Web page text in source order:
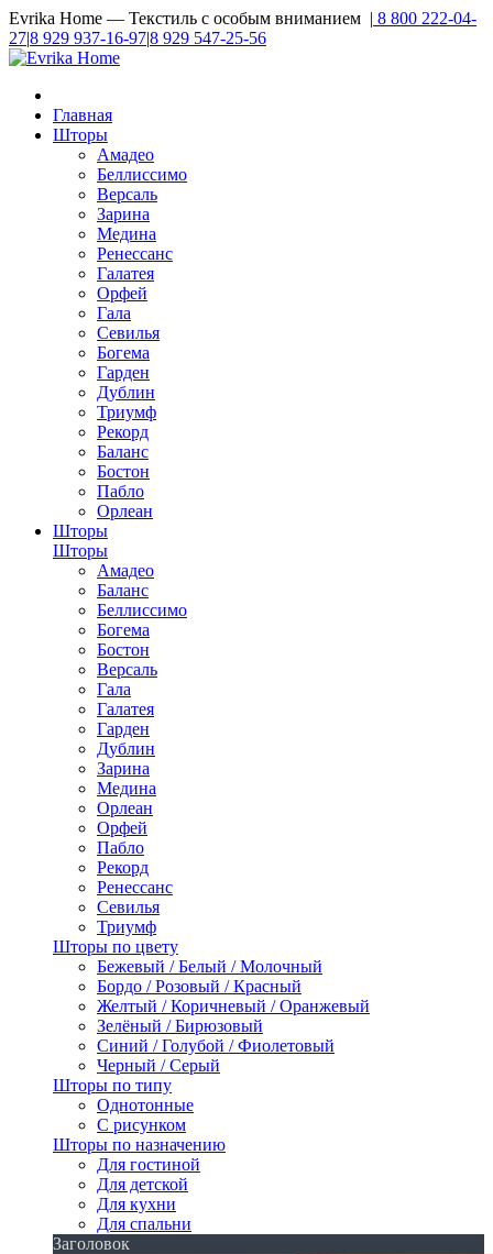
Evrika Home — Текстиль с особым вниманием | 8 800 222-04-
27|8 929 937-16-97|8 929 547-25-56
Главная
Шторы
Амадео
Беллиссимо
Версаль
Зарина
Медина
Ренессанс
Галатея
Орфей
Гала
Севилья
Богема
Гарден
Дублин
Триумф
Рекорд
Баланс
Бостон
Пабло
Орлеан
Шторы
Шторы
Амадео
Баланс
Беллиссимо
Богема
Бостон
Версаль
Гала
Галатея
Гарден
Дублин
Зарина
Медина
Орлеан
Орфей
Пабло
Рекорд
Ренессанс
Севилья
Триумф
Шторы по цвету
Бежевый / Белый / Молочный
Бордо / Розовый / Красный
Желтый / Коричневый / Оранжевый
Зелёный / Бирюзовый
Синий / Голубой / Фиолетовый
Черный / Серый
Шторы по типу
Однотонные
С рисунком
Шторы по назначению
Для гостиной
Для детской
Для кухни
Для спальни
Заголовок